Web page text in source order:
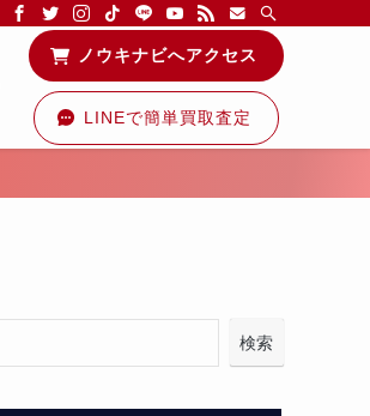
ノウキナビへアクセス
LINEで簡単買取査定
検索